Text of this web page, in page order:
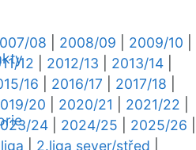
08 2008/09 2009/10
12 2012/13 2013/14
16 2016/17 2017/18
20 2020/21 2021/22
24 2024/25 2025/26
2.liga sever/střed